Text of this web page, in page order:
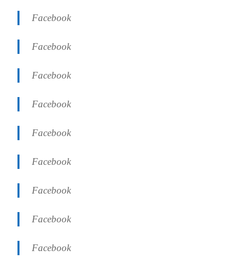
Facebook
Facebook
Facebook
Facebook
Facebook
Facebook
Facebook
Facebook
Facebook